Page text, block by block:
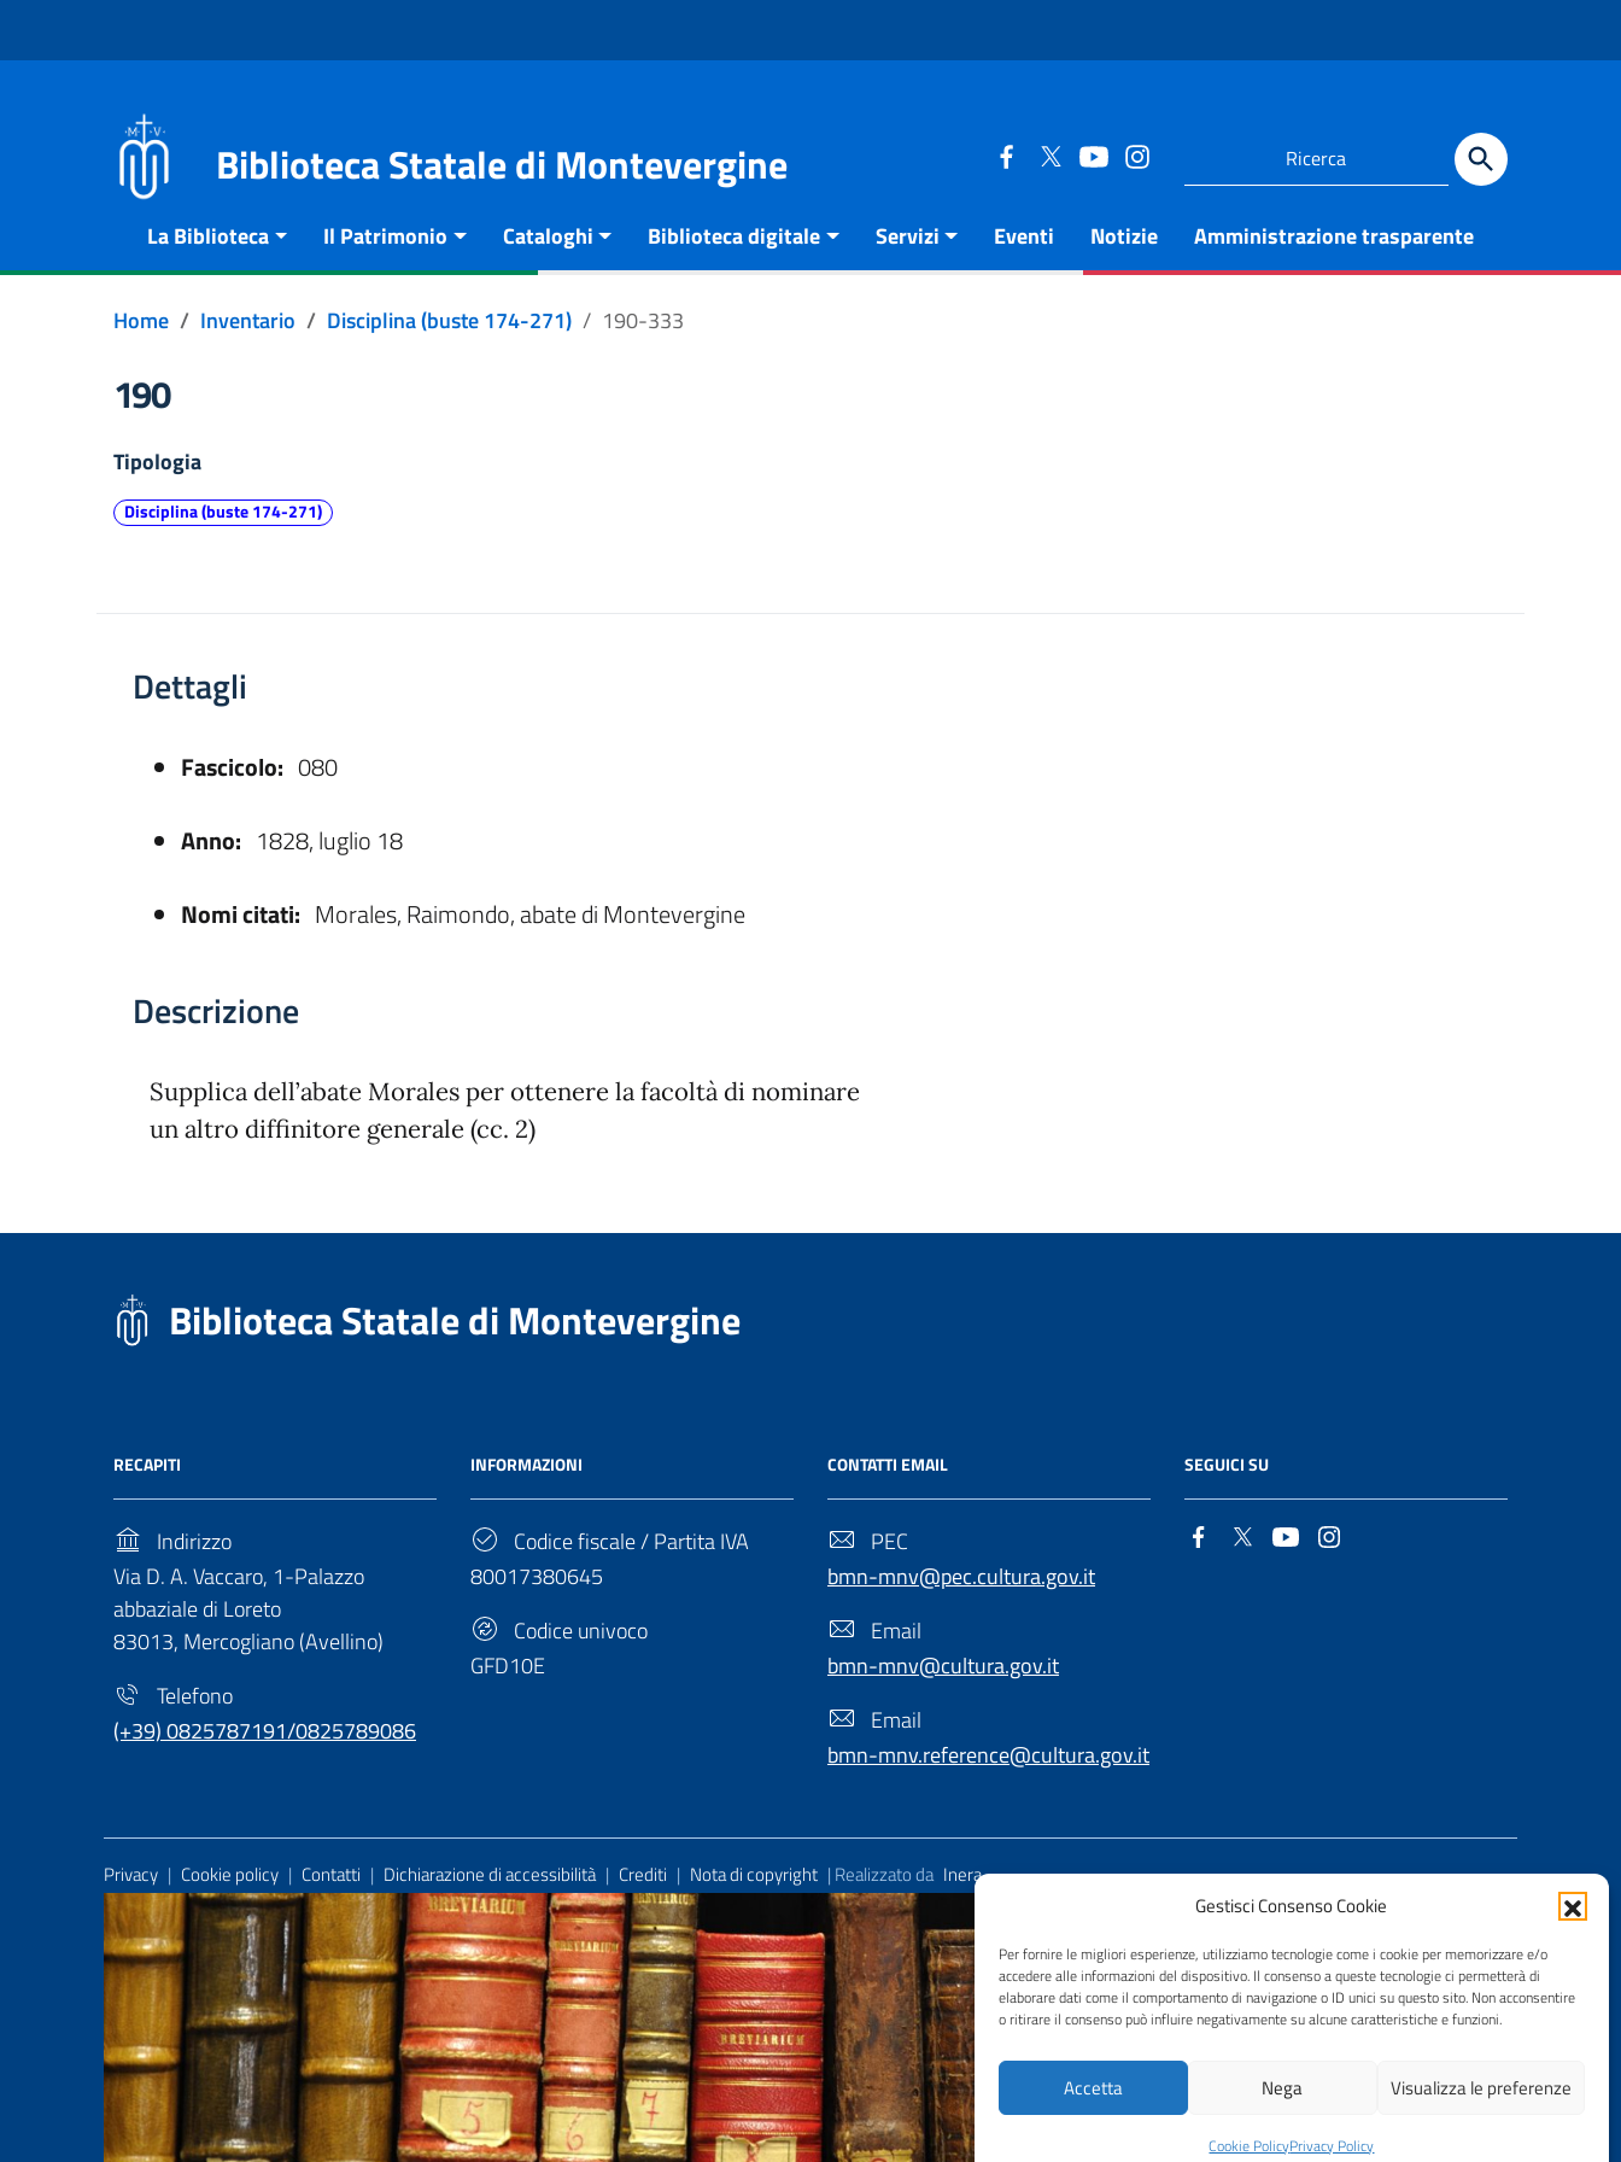
Gestisci Consenso Cookie
Per fornire le migliori esperienze, utilizziamo tecnologie come i cookie per memorizzare e/o
accedere alle informazioni del dispositivo. Il consenso a queste tecnologie ci permetterà di
elaborare dati come il comportamento di navigazione o ID unici su questo sito. Non acconsentire
o ritirare il consenso può influire negativamente su alcune caratteristiche e funzioni.
Accetta Nega Visualizza le preferenze
Cookie PolicyPrivacy Policy
Biblioteca Statale di Montevergine
La Biblioteca Il Patrimonio Cataloghi Biblioteca digitale Servizi Eventi Notizie Amministrazione trasparente
Home Inventario Disciplina (buste 174-271) 190-333
190
Tipologia
Disciplina (buste 174-271)
Dettagli
Fascicolo: 080
Anno: 1828, luglio 18
Nomi citati: Morales, Raimondo, abate di Montevergine
Descrizione
Supplica dell’abate Morales per ottenere la facoltà di nominare
un altro diffinitore generale (cc. 2)
Biblioteca Statale di Montevergine
RECAPITI
Indirizzo
Via D. A. Vaccaro, 1-Palazzo
abbaziale di Loreto
83013, Mercogliano (Avellino)
Telefono
(+39) 0825787191/0825789086
INFORMAZIONI
Codice fiscale / Partita IVA
80017380645
Codice univoco
GFD10E
CONTATTI EMAIL
PEC
bmn-mnv@pec.cultura.gov.it
Email
bmn-mnv@cultura.gov.it
Email
bmn-mnv.reference@cultura.gov.it
SEGUICI SU
Useful Links Section
Privacy | Cookie policy | Contatti | Dichiarazione di accessibilità | Crediti | Nota di copyright | Realizzato da Inera